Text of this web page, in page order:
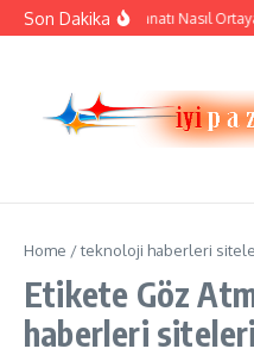
İçeriğe atla
Son DakikaÇini Sanatı Nasıl
Home /teknoloji haberleri
Etikete Göz
haberleri siteleri